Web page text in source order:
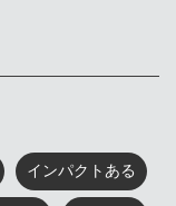
インパクトある